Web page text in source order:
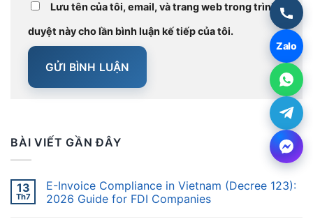
Lưu tên của tôi, email, và trang web trong trình
duyệt này cho lần bình luận kế tiếp của tôi.
BÀI VIẾT GẦN ĐÂY
13
Th7
E-Invoice Compliance in Vietnam (Decree 123):
2026 Guide for FDI Companies
Zalo